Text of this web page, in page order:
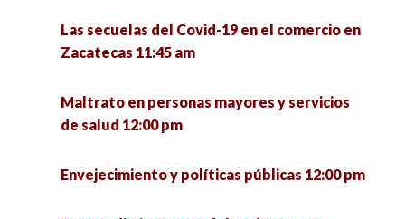
Las secuelas del Covid-19 en el comercio en
Zacatecas 11:45 am
Maltrato en personas mayores y servicios
de salud 12:00 pm
Envejecimiento y políticas públicas 12:00 pm